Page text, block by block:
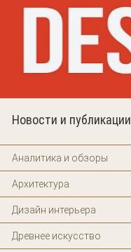
Новости и публикации
Аналитика и обзоры
Архитектура
Дизайн интерьера
Древнее искусство